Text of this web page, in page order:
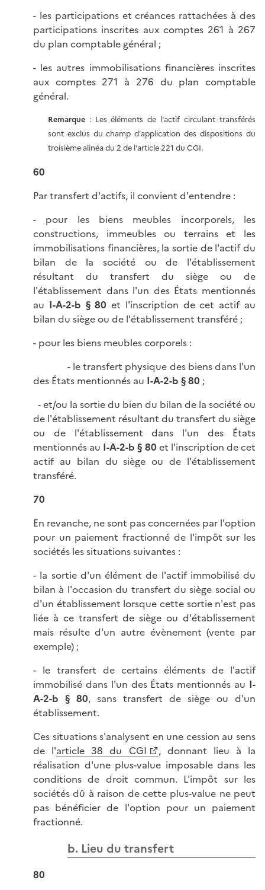
- les participations et créances rattachées à des
participations inscrites aux comptes 261 à 267
du plan comptable général ;
- les autres immobilisations financières inscrites
aux comptes 271 à 276 du plan comptable
général.
Remarque: Les éléments de l'actif circulant transférés
sont exclus du champ d'application des dispositions du
troisième alinéa du 2 de l'article 221 du CGI.
60
Par transfert d'actifs, il convient d'entendre :
- pour les biens meubles incorporels, les
constructions, immeubles ou terrains et les
immobilisations financières, la sortie de l'actif du
bilan de la société ou de l'établissement
résultant du transfert du siège ou de
l'établissement dans l'un des États mentionnés
au I-A-2-b § 80 et l'inscription de cet actif au
bilan du siège ou de l'établissement transféré ;
- pour les biens meubles corporels :
- le transfert physique des biens dans l'un
des États mentionnés au I-A-2-b § 80 ;
- et/ou la sortie du bien du bilan de la société ou
de l'établissement résultant du transfert du siège
ou de l'établissement dans l'un des États
mentionnés au I-A-2-b § 80 et l'inscription de cet
actif au bilan du siège ou de l'établissement
transféré.
70
En revanche, ne sont pas concernées par l'option
pour un paiement fractionné de l'impôt sur les
sociétés les situations suivantes :
- la sortie d'un élément de l'actif immobilisé du
bilan à l'occasion du transfert du siège social ou
d'un établissement lorsque cette sortie n'est pas
liée à ce transfert de siège ou d'établissement
mais résulte d'un autre évènement (vente par
exemple) ;
- le transfert de certains éléments de l'actif
immobilisé dans l'un des États mentionnés au I-
A-2-b § 80, sans transfert de siège ou d'un
établissement.
Ces situations s'analysent en une cession au sens
de l'article 38 du CGI
, donnant lieu à la
réalisation d'une plus-value imposable dans les
conditions de droit commun. L'impôt sur les
sociétés dû à raison de cette plus-value ne peut
pas bénéficier de l'option pour un paiement
fractionné.
b. Lieu du transfert
80